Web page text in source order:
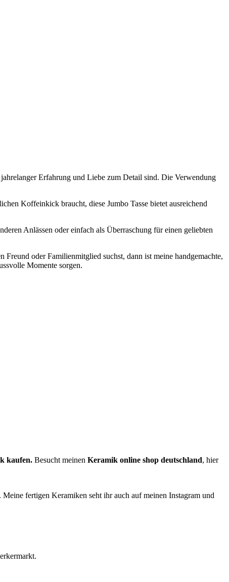
Erfahrung und Liebe zum Detail sind. Die Verwendung
Koffeinkick braucht, diese Jumbo Tasse bietet ausreichend
Anlässen oder einfach als Überraschung für einen geliebten
oder Familienmitglied suchst, dann ist meine handgemachte,
Momente sorgen.
kaufen. Besucht meinen Keramik online shop deutschland, hier
fertigen Keramiken seht ihr auch auf meinen Instagram und